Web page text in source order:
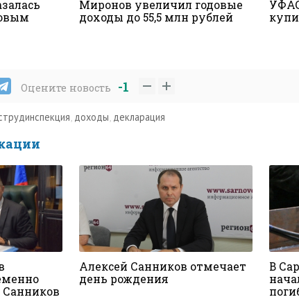
Миронов увеличил годовые
доходы до 55,5 млн рублей
Оцените новость -1
, доходы, декларация
Санников
Алексей Санников отмечает
день рождения
В